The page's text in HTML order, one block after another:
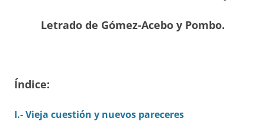
Letrado de Gómez-Acebo y Pombo.
Índice:
I.- Vieja cuestión y nuevos pareceres